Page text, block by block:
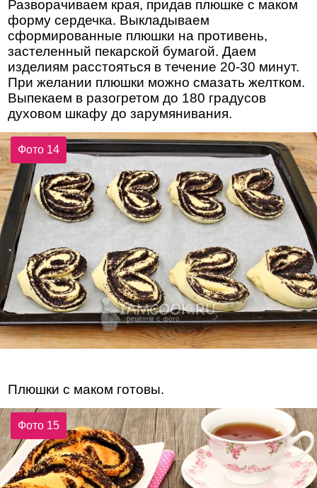
Разворачиваем края, придав плюшке с маком
форму сердечка. Выкладываем
сформированные плюшки на противень,
застеленный пекарской бумагой. Даем
изделиям расстояться в течение 20-30 минут.
При желании плюшки можно смазать желтком.
Выпекаем в разогретом до 180 градусов
духовом шкафу до зарумянивания.
Фото 14
Плюшки с маком готовы.
Фото 15